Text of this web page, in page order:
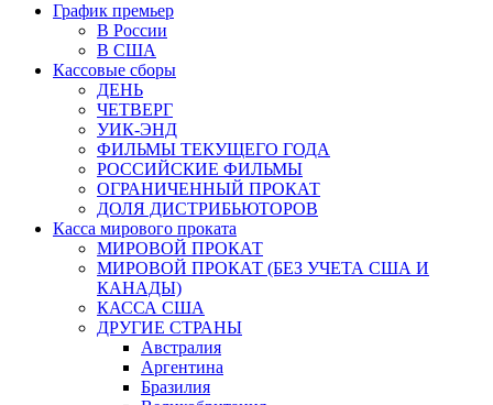
График премьер
В России
В США
Кассовые сборы
ДЕНЬ
ЧЕТВЕРГ
УИК-ЭНД
ФИЛЬМЫ ТЕКУЩЕГО ГОДА
РОССИЙСКИЕ ФИЛЬМЫ
ОГРАНИЧЕННЫЙ ПРОКАТ
ДОЛЯ ДИСТРИБЬЮТОРОВ
Касса мирового проката
МИРОВОЙ ПРОКАТ
МИРОВОЙ ПРОКАТ (БЕЗ УЧЕТА США И
КАНАДЫ)
КАССА США
ДРУГИЕ СТРАНЫ
Австралия
Аргентина
Бразилия